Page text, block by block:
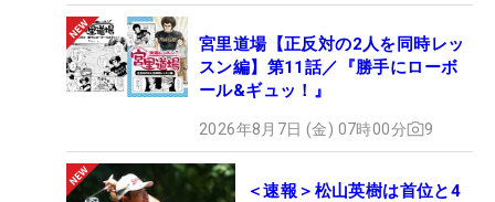
宮里道場【正反対の2人を同時レッ
スン編】第11話／『勝手にローボ
ール&ギュッ！』
2026年8月7日 (金) 07時00分 9
＜速報＞松山英樹は首位と4